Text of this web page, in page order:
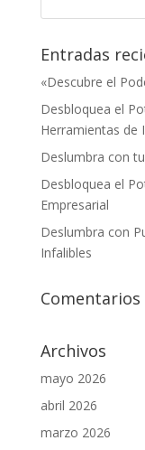
Entradas
«Descubre el
Desbloquea el
Herramientas de
Deslumbra con
Desbloquea el
Empresarial
Deslumbra con
Infalibles
Archivos
mayo 2026
abril 2026
marzo 2026